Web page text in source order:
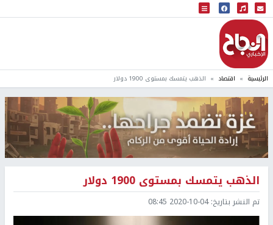
البث المباشر
إذاعة النجاح
الرئيسية اقتصاد الذهب يتمسك بمستوى 1900 دولار
الذهب يتمسك بمستوى 1900 دولار
تم النشر بتاريخ:2020-10-04 08:45